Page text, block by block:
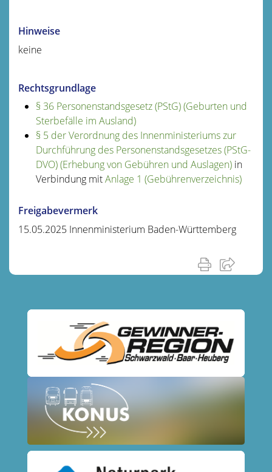
Hinweise
keine
Rechtsgrundlage
§ 36 Personenstandsgesetz (PStG) (Geburten und
Sterbefälle im Ausland)
§ 5 der Verordnung des Innenministeriums zur
Durchführung des Personenstandsgesetzes (PStG-
DVO) (Erhebung von Gebühren und Auslagen)in
Verbindung mitAnlage 1 (Gebührenverzeichnis)
Freigabevermerk
15.05.2025 Innenministerium Baden-Württemberg